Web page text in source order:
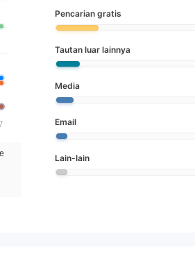
Pencarian gratis
Tautan luar lainnya
Media
Email
Lain-lain